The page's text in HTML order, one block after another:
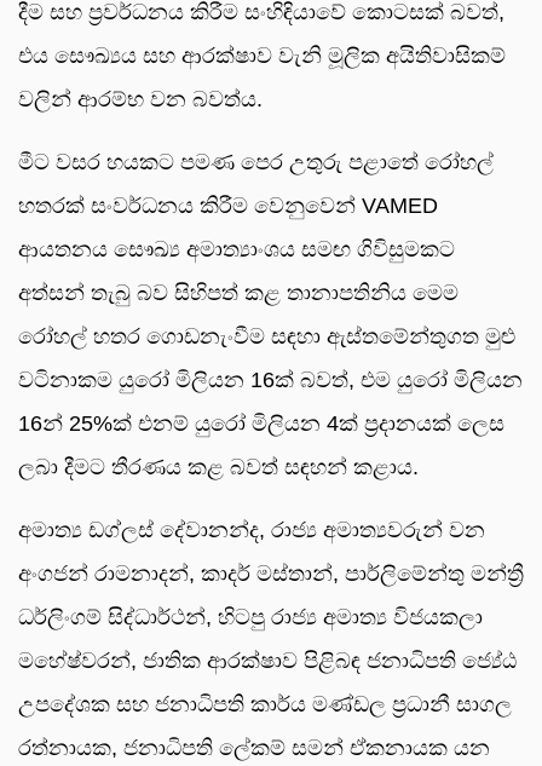
දීම සහ ප්‍රවර්ධනය කිරීම සංහිඳියාවේ කොටසක් බවත්,
එය සෞඛ්‍යය සහ ආරක්ෂාව වැනි මූලික අයිතිවාසිකම්
වලින් ආරම්භ වන බවත්ය.
මීට වසර හයකට පමණ පෙර උතුරු පළාතේ රෝහල්
හතරක් සංවර්ධනය කිරීම වෙනුවෙන් VAMED
ආයතනය සෞඛ්‍ය අමාත්‍යාංශය සමඟ ගිවිසුමකට
අත්සන් තැබු බව සිහිපත් කළ තානාපතිනිය මෙම
රෝහල් හතර ගොඩනැංවීම සඳහා ඇස්තමේන්තුගත මුළු
වටිනාකම යුරෝ මිලියන 16ක් බවත්, එම යුරෝ මිලියන
16න් 25%ක් එනම් යුරෝ මිලියන 4ක් ප්‍රදානයක් ලෙස
ලබා දීමට තීරණය කළ බවත් සඳහන් කළාය.
අමාත්‍ය ඩග්ලස් දේවානන්ද, රාජ්‍ය අමාත්‍යවරුන් වන
අංගජන් රාමනාදන්, කාදර් මස්තාන්, පාර්ලිමේන්තු මන්ත්‍රී
ධර්ලිංගම් සිද්ධාර්ථන්, හිටපු රාජ්‍ය අමාත්‍ය විජයකලා
මහේෂ්වරන්, ජාතික ආරක්ෂාව පිළිබඳ ජනාධිපති ජ්‍යේඨ
උපදේශක සහ ජනාධිපති කාර්ය මණ්ඩල ප්‍රධානී සාගල
රත්නායක, ජනාධිපති ලේකම් සමන් ඒකනායක යන